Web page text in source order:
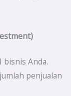
bisnis Anda.
penjualan